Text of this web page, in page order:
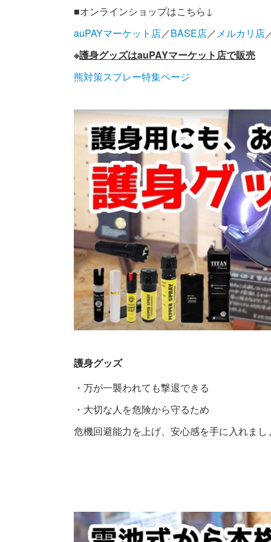
■オンラインショップはこちら↓
auPAYマーケット店／BASE店／メルカリ店
※護身グッズはauPAYマーケット店で販売
熊対策スプレー特集ページ
護身グッズ
・万が一襲われても撃退できる
・大切な人を危険から守るため
危機回避能力を上げ、安心感を手に入れまし